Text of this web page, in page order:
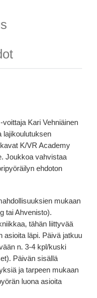
Kari Vehniäinen
lajikoulutuksen
K/VR Academy
Joukkoa vahvistaa
ehdoton
mukaan
tai Ahvenisto).
tähän liittyvää
asioita läpi. Päivä jatkuu
n. 3-4 kpl/kuski
Päivän sisällä
ja tarpeen mukaan
luona asioita